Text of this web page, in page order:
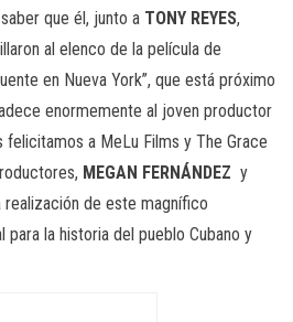
que él, junto a TONY REYES,
al elenco de la película de
en Nueva York”, que está próximo
enormemente al joven productor
felicitamos a MeLu Films y The Grace
MEGAN FERNÁNDEZ y
realización de este magnífico
la historia del pueblo Cubano y